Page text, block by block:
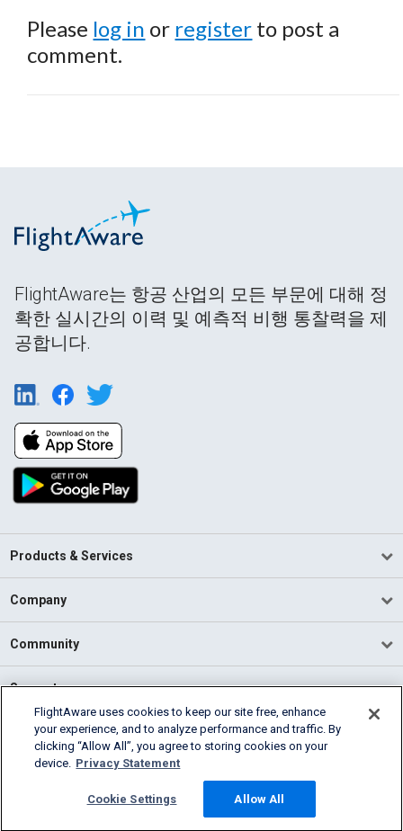
Please log in or register to post a
comment.
FlightAware는 항공 산업의 모든 부문에 대해 정
확한 실시간의 이력 및 예측적 비행 통찰력을 제
공합니다.
Products & Services
Company
Community
Support
English (USA)
2026 FlightAware
Cookie Settings
FlightAware uses cookies to keep our site free, enhance
your experience, and to analyze performance and traffic. By
clicking “Allow All”, you agree to storing cookies on your
device. Privacy Statement
Cookie Settings Allow All